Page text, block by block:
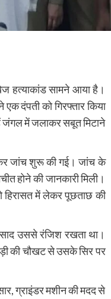
हत्याकांड सामने आया है।
दंपती को गिरफ्तार किया
में जलाकर सबूत मिटाने
कर जांच शुरू की गई। जांच के
होने की जानकारी मिली।
में लेकर पूछताछ की
उससे रंजिश रखता था।
की चौखट से उसके सिर पर
ग्राइंडर मशीन की मदद से